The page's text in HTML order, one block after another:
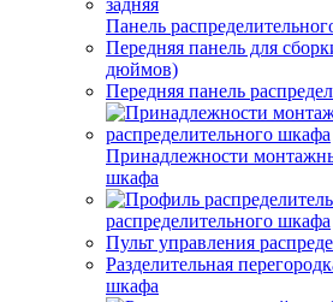
Панель
Передняя панель для
дюймов)
Передняя панель
Принадлежности
шкафа
распределительного шкафа
Пульт управления
Разделительная
шкафа